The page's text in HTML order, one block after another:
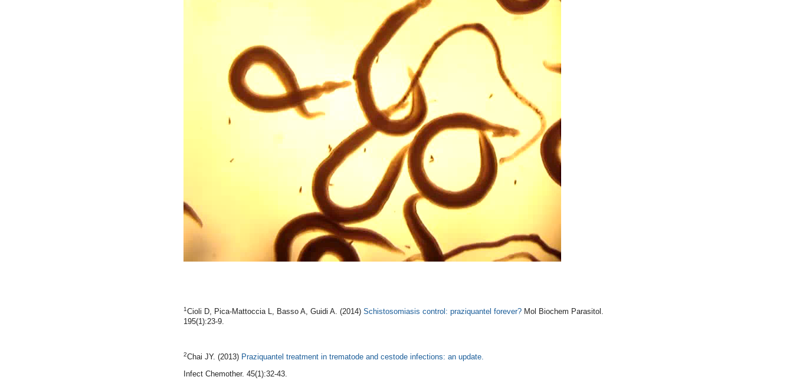
1Cioli D, Pica-Mattoccia L, Basso A, Guidi A. (2014) Schistosomiasis control: praziquantel forever? Mol Biochem Parasitol.
195(1):23-9.
2Chai JY. (2013) Praziquantel treatment in trematode and cestode infections: an update.
Infect Chemother. 45(1):32-43.